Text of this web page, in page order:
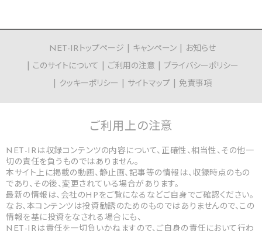
NET-IRトップページ キャンペーン
お知らせ
このサイトについて
ご利用の注意
プライバシーポリシー
クッキーポリシー
サイトマップ 免責事項
ご利用上の注意
NET-IRは収録コンテンツの内容について、正確性、相当性、その他一
切の責任を負うものではありません。
本サイト上に掲載の動画、静止画、記事等の情報は、収録時点のもの
であり、その後、変更されている場合があります。
最新の情報は、会社のHPをご覧になるなどご自身でご確認ください。
なお、本コンテンツは投資勧誘のためのものではありませんので、この
情報を基に投資をなされる場合にも、
NET-IRは責任を一切負いかねますので、ご自身の責任において行わ